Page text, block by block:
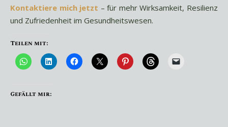
Kontaktiere mich jetzt – für mehr Wirksamkeit, Resilienz
und Zufriedenheit im Gesundheitswesen.
Teilen mit:
Gefällt mir: